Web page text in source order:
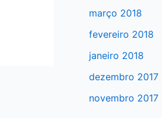
março 2018
fevereiro 2018
janeiro 2018
dezembro 2017
novembro 2017